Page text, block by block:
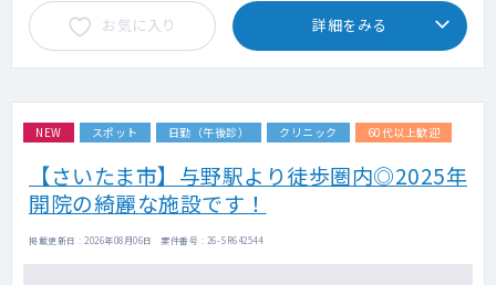
お気に入り 詳細をみる
NEW スポット 日勤（午後診） クリニック 60代以上歓迎
【さいたま市】与野駅より徒歩圏内◎2025年
開院の綺麗な施設です！
掲載更新日 : 2026年08月06日 案件番号 : 26-SR642544